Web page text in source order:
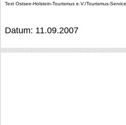
Text Ostsee-Holstein-Tourismus e.V./Tourismus-
Datum: 11.09.2007